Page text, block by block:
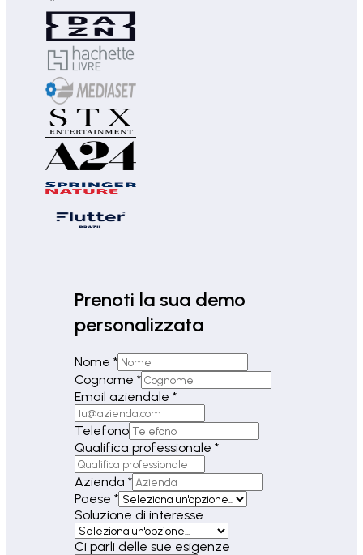
Prenoti la sua demo
personalizzata
Nome *
Cognome *
Email aziendale *
Telefono
Qualifica professionale *
Azienda *
Paese *
Soluzione di interesse
Ci parli delle sue esigenze